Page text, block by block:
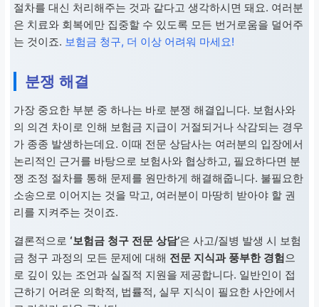
절차를 대신 처리해주는 것과 같다고 생각하시면 돼요. 여러분
은 치료와 회복에만 집중할 수 있도록 모든 번거로움을 덜어주
는 것이죠. 보험금 청구, 더 이상 어려워 마세요!
분쟁 해결
가장 중요한 부분 중 하나는 바로 분쟁 해결입니다. 보험사와
의 의견 차이로 인해 보험금 지급이 거절되거나 삭감되는 경우
가 종종 발생하는데요. 이때 전문 상담사는 여러분의 입장에서
논리적인 근거를 바탕으로 보험사와 협상하고, 필요하다면 분
쟁 조정 절차를 통해 문제를 원만하게 해결해줍니다. 불필요한
소송으로 이어지는 것을 막고, 여러분이 마땅히 받아야 할 권
리를 지켜주는 것이죠.
결론적으로 ‘보험금 청구 전문 상담’은 사고/질병 발생 시 보험
금 청구 과정의 모든 문제에 대해 전문 지식과 풍부한 경험으
로 깊이 있는 조언과 실질적 지원을 제공합니다. 일반인이 접
근하기 어려운 의학적, 법률적, 실무 지식이 필요한 사안에서